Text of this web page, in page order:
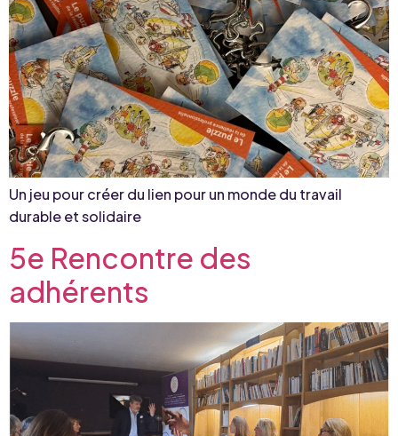
Un jeu pour créer du lien pour un monde du travail
durable et solidaire
5e Rencontre des
adhérents